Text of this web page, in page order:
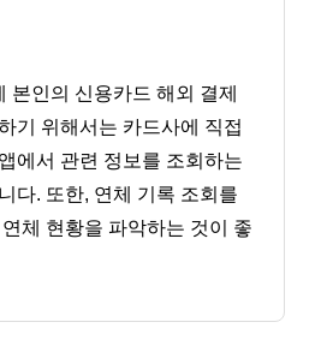
본인의 신용카드 해외 결제
기 위해서는 카드사에 직접
에서 관련 정보를 조회하는
다. 또한, 연체 기록 조회를
체 현황을 파악하는 것이 좋